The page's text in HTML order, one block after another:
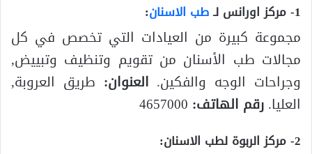
1- مركز اورانس لـ طب الاسنان:
مجموعة كبيرة من العيادات التي تخصص في كل
مجالات طب الأسنان من تقويم وتنظيف وتبييض,
وجراحات الوجه والفكين. العنوان: طريق العروبة,
العليا.رقم الهاتف:
2- مركز الربوة لطب الاسنان: